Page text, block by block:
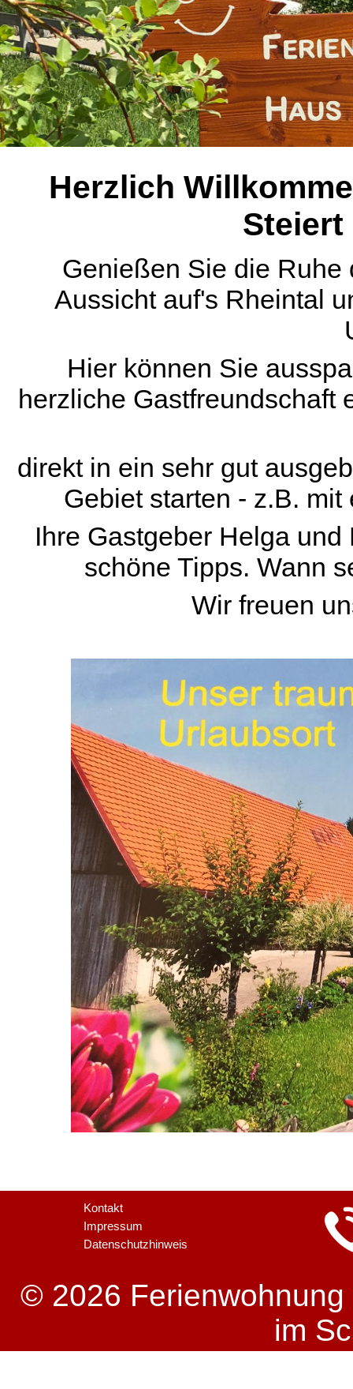
Herzlich
Steiert
Genießen Sie die Ruhe
Aussicht auf's Rheintal
Hier können Sie
herzliche Gastfreundschaft
direkt in ein sehr gut
Gebiet starten - z.B.
Ihre Gastgeber Helga
schöne Tipps. Wann
Wir freuen
Kontakt
Impressum
Datenschutzhinweis
© 2026
im